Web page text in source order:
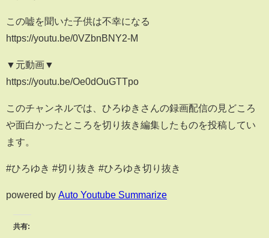
この嘘を聞いた子供は不幸になる
https://youtu.be/0VZbnBNY2-M
▼元動画▼
https://youtu.be/Oe0dOuGTTpo
このチャンネルでは、ひろゆきさんの録画配信の見どころ
や面白かったところを切り抜き編集したものを投稿してい
ます。
#ひろゆき #切り抜き #ひろゆき切り抜き
powered by Auto Youtube Summarize
共有: